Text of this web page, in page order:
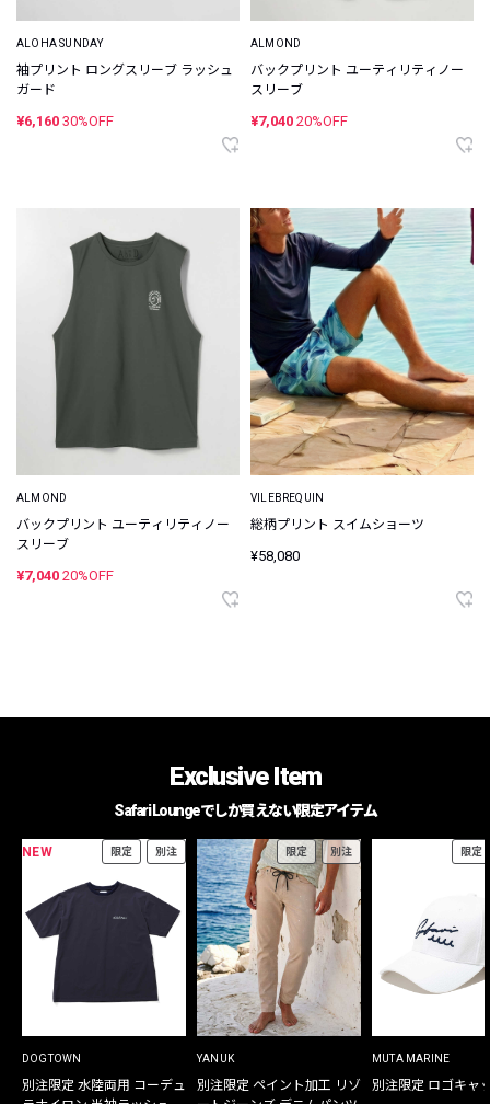
ALOHA SUNDAY
袖プリント ロングスリーブ ラッシュ
ガード
¥6,160 30%OFF
ALMOND
バックプリント ユーティリティノー
スリーブ
¥7,040 20%OFF
ALMOND
バックプリント ユーティリティノー
スリーブ
¥7,040 20%OFF
VILEBREQUIN
総柄プリント スイムショーツ
¥58,080
Exclusive Item
Safari Loungeでしか買えない限定アイテム
NEW 限定 別注
DOGTOWN
別注限定 水陸両用 コーデュ
限定 別注
YANUK
別注限定 ペイント加工 リゾ
限定
MUTA MARINE
別注限定 ロゴキャ